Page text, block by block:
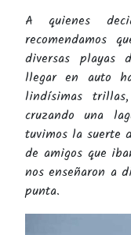
A quienes
recomendamos
diversas playas
llegar en auto
lindísimas
cruzando una
tuvimos la suerte
de amigos que
nos enseñaron a
punta.